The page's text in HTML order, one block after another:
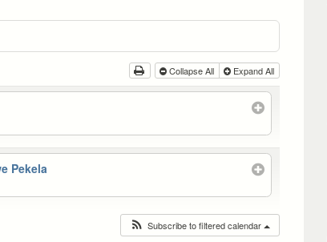
Collapse All Expand All
Pekela
Subscribe to filtered calendar